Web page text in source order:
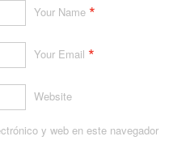
Your Name *
Your Email *
Website
y web en este navegador